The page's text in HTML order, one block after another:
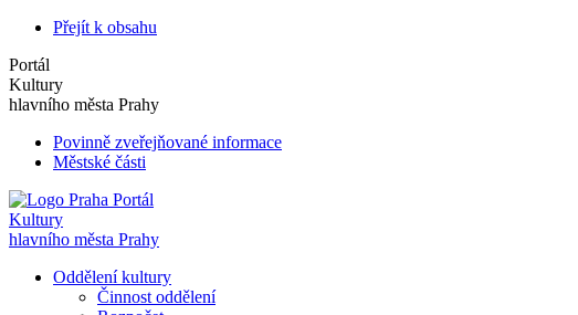
Přejít k obsahu
Portál
Kultury
hlavního města Prahy
Povinně zveřejňované informace
Městské části
Portál
Kultury
hlavního města Prahy
Oddělení kultury
Činnost oddělení